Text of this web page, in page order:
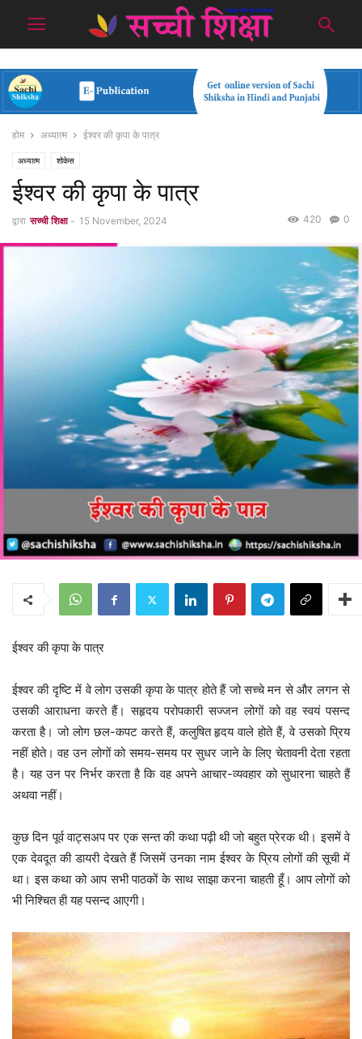
होम अध्यात्म ईश्वर की कृपा के पात्र
अध्यात्म शोकेस
ईश्वर की कृपा के पात्र
द्वारा सच्ची शिक्षा - 15 November, 2024 0
420
ईश्वर की कृपा के पात्र
ईश्वर की दृष्टि में वे लोग उसकी कृपा के पात्र होते हैं जो सच्चे मन से और लगन से
उसकी आराधना करते हैं। सहृदय परोपकारी सज्जन लोगों को वह स्वयं पसन्द
करता है। जो लोग छल-कपट करते हैं, कलुषित हृदय वाले होते हैं, वे उसको प्रिय
नहीं होते। वह उन लोगों को समय-समय पर सुधर जाने के लिए चेतावनी देता रहता
है। यह उन पर निर्भर करता है कि वह अपने आचार-व्यवहार को सुधारना चाहते हैं
अथवा नहीं।
कुछ दिन पूर्व वाट्सअप पर एक सन्त की कथा पढ़ी थी जो बहुत प्रेरक थी। इसमें वे
एक देवदूत की डायरी देखते हैं जिसमें उनका नाम ईश्वर के प्रिय लोगों की सूची में
था। इस कथा को आप सभी पाठकों के साथ साझा करना चाहती हूँ। आप लोगों को
भी निश्चित ही यह पसन्द आएगी।